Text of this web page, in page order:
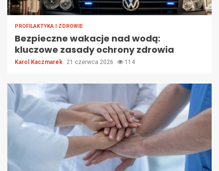
PROFILAKTYKA I ZDROWIE
Bezpieczne wakacje nad wodą:
kluczowe zasady ochrony zdrowia
Karol Kaczmarek 21 czerwca 2026 114